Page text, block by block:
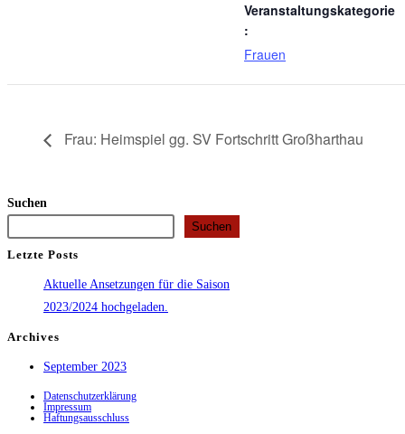
Veranstaltungskategorie
:
Frauen
Frau: Heimspiel gg. SV Fortschritt Großharthau
Suchen
Suchen
Letzte Posts
Aktuelle Ansetzungen für die Saison
2023/2024 hochgeladen.
Archives
September 2023
Datenschutzerklärung
Impressum
Haftungsausschluss